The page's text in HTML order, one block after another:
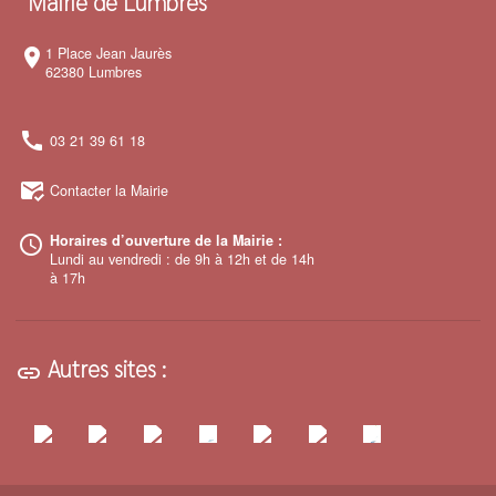
room 1 Place Jean Jaurès
62380 Lumbres
call 03 21 39 61 18
mark_email_read Contacter la Mairie
access_time Horaires d’ouverture de la Mairie :
Lundi au vendredi : de 9h à 12h et de 14h
à 17h
link Autres sites :